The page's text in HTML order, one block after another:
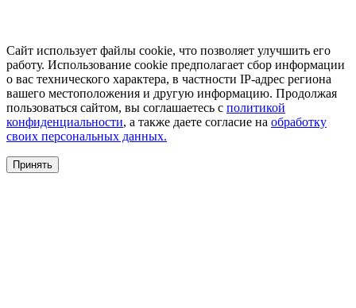
Сайт использует файлы cookie, что позволяет улучшить его
работу. Использование cookie предполагает сбор информации
о вас технического характера, в частности IP-адрес региона
вашего местоположения и другую информацию. Продолжая
пользоваться сайтом, вы соглашаетесь с политикой
конфиденциальности, а также даете согласие на обработку
своих персональных данных.
Принять